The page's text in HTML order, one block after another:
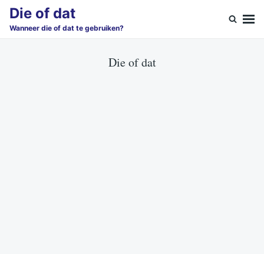
SkipSearch
for:
Die of dat
Wanneer die of dat te gebruiken?
Die of dat